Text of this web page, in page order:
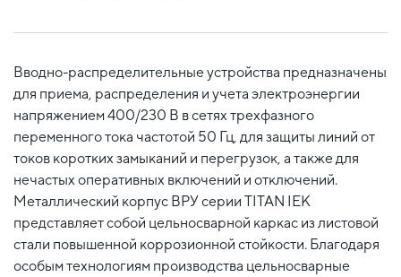
Вводно-распределительные устройства предназначены
для приема, распределения и учета электроэнергии
напряжением 400/230 В в сетях трехфазного
переменного тока частотой 50 Гц, для защиты линий от
токов коротких замыканий и перегрузок, а также для
нечастых оперативных включений и отключений.
Металлический корпус ВРУ серии TITAN IEK
представляет собой цельносварной каркас из листовой
стали повышенной коррозионной стойкости. Благодаря
особым технологиям производства цельносварные